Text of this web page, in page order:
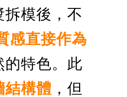
模後，不
感直接作為
的特色。此
結構體 ，但